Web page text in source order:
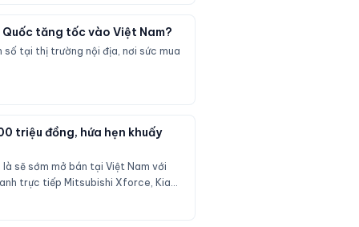
tăng tốc vào Việt Nam?
tại thị trường nội địa, nơi sức mua
triệu đồng, hứa hẹn khuấy
sẽ sớm mở bán tại Việt Nam với
trực tiếp Mitsubishi Xforce, Kia